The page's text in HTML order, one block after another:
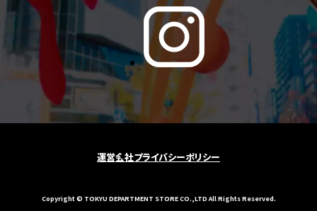
運営会社プライバシーポリシー
Copyright © TOKYU DEPARTMENT STORE CO.,LTD All Rights Reserved.